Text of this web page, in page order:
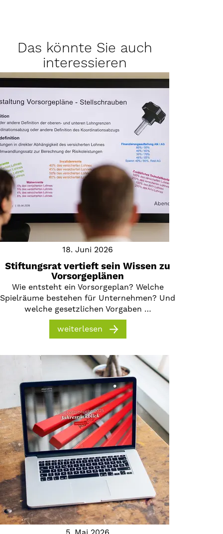
Das könnte Sie auch
interessieren
18. Juni 2026
Stiftungsrat vertieft sein Wissen zu
Vorsorgeplänen
Wie entsteht ein Vorsorgeplan? Welche
Spielräume bestehen für Unternehmen? Und
welche gesetzlichen Vorgaben …
weiterlesen